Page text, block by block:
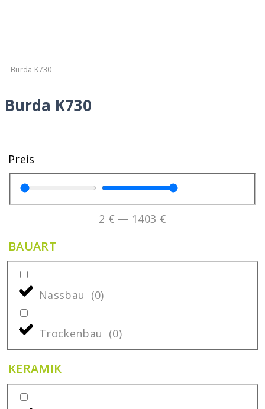
Burda K730
Burda K730
Preis
2 € — 1403 €
BAUART
Nassbau (0)
Trockenbau (0)
KERAMIK